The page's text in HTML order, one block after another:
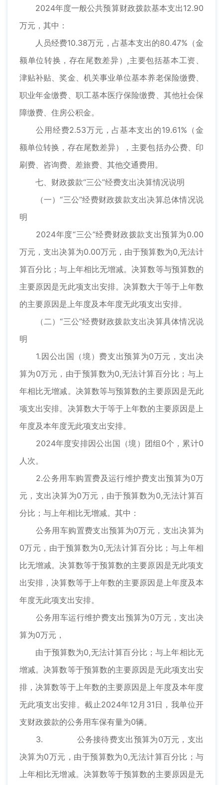
2024年度一般公共预算财政拨款基本支出12.90
万元，其中：
人员经费10.38万元，占基本支出的80.47%（金
额单位转换，存在尾数差异）,主要包括基本工资、
津贴补贴、奖金、机关事业单位基本养老保险缴费、
职业年金缴费、职工基本医疗保险缴费、其他社会保
障缴费、住房公积金。
公用经费2.53万元，占基本支出的19.61%（金
额单位转换，存在尾数差异），主要包括办公费、印
刷费、咨询费、差旅费、其他交通费用。
七、财政拨款“三公”经费支出决算情况说明
（一）“三公”经费财政拨款支出决算总体情况说
明
2024年度“三公”经费财政拨款支出预算为0.00
万元，支出决算为0.00万元，由于预算数为0,无法计
算百分比；与上年相比无增减。决算数等与预算数的
主要原因是无此项支出安排。决算数大于等于上年数
的主要原因是上年度及本年度无此项支出安排。
（二）“三公”经费财政拨款支出决算具体情况说
明
1.因公出国（境）费支出预算为0万元，支出决
算为0万元，由于预算数为0,无法计算百分比；与上
年相比无增减。决算数等与预算数的主要原因是无此
项支出安排。决算数大于等于上年数的主要原因是上
年度及本年度无此项支出安排。
2024年度安排因公出国（境）团组0个，累计0
人次。
2.公务用车购置费及运行维护费支出预算为0万
元，支出决算为0万元，由于预算数为0,无法计算百
分比；与上年相比无增减。其中：
公务用车购置费支出预算为0万元，支出决算为
0万元，由于预算数为0,无法计算百分比；与上年相
比无增减。决算数等于预算数的主要原因是无此项支
出安排，决算数等于上年数的主要原因是上年度及本
年度无此项支出安排。
公务用车运行维护费支出预算为0万元，支出决
算为0万元，
由于预算数为0,无法计算百分比；与上年相比无
增减。决算数等于预算数的主要原因是无此项支出安
排，决算数等于上年数的主要原因是上年度及本年度
无此项支出安排。截止2024年12月31日，我单位开
支财政拨款的公务用车保有量为0辆。
3. 公务接待费支出预算为0万元，支出
决算为0万元，由于预算数为0,无法计算百分比；与
上年相比无增减。决算数等于预算数的主要原因是无